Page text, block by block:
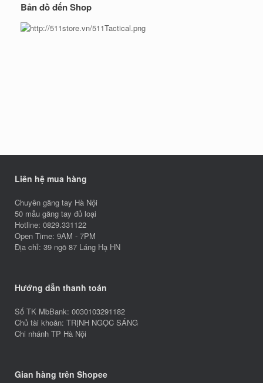
Bản đồ đến Shop
Liên hệ mua hàng
Chuyên găng tay Hà Nội
50 mẫu găng tay đủ loại
Hotline: 0829.331122
Open Time: 9AM - 7PM
Địa chỉ: 39 ngõ 87 Láng Hạ HN
Hướng dẫn thanh toán
Số TK MbBank: 0030103291182
Chủ tài khoản: TRỊNH NGỌC SÁNG
Chi nhánh TP Hà Nội
Gian hàng trên Shopee